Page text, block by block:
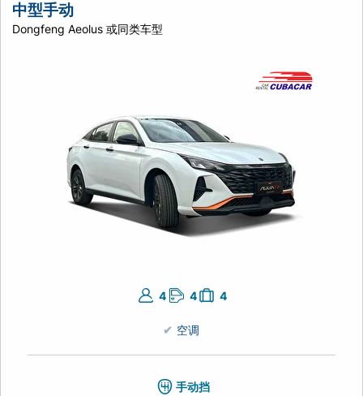
中型手动
Dongfeng Aeolus 或同类车型
4 4 4
空调
手动挡